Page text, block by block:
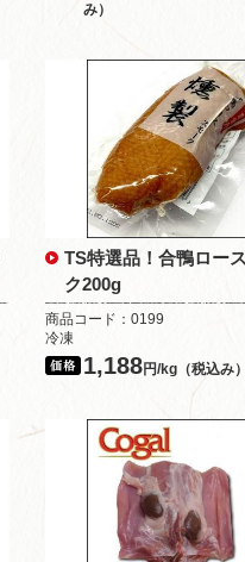
み）
TS特選品！合鴨ロー
ク200g
商品コード：0199
冷凍
1,188円/kg（税込み